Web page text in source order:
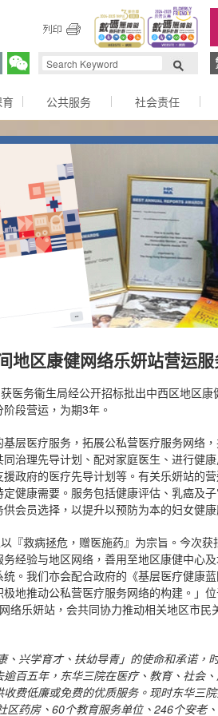
公共服务 社会责任
地区康健网络乐妍站营运
医务衞生局经公开招标批出中西区地区康
段营运，为期3年。
层医疗服务，拓展公私营医疗服务网络
治理先导计划、配对家庭医生、进行健
政府的医疗先导计划等。有关乐妍站的
健康需要。服务包括健康评估、乳癌及
会员选择，以提升以预防为本的妇女健康
『救病拯危，赠医施药』为宗旨。今次获
经验与地区网络，善用至地区康健中心
。我们亦会配合政府的《基层医疗健康
地推动公私营医疗服务网络的构建。」
络乐妍站，会共同协力推动相关地区市民
兴学育才、扶幼导青」的使命和承诺，
百五年，东华三院在医疗、教育、社会
费低廉或免费的优质服务。现时东华三
区药房、 60个教育服务单位、 246个安老